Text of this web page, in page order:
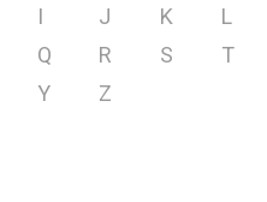
I
J K L
Q
R S T
Y
Z